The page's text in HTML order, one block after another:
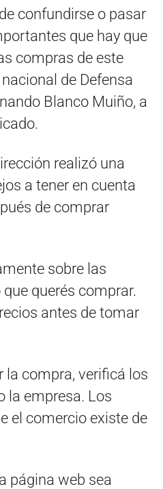
confundirse o pasar
que hay que
compras de este
de Defensa
Blanco Muiño, a
realizó una
a tener en cuenta
de comprar
sobre las
querés comprar.
antes de tomar
la compra, verificá los
la empresa. Los
el comercio existe de
página web sea